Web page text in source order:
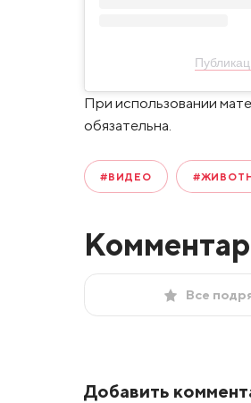
При использовании
обязательна.
#ВИДЕО
Все
Добавить